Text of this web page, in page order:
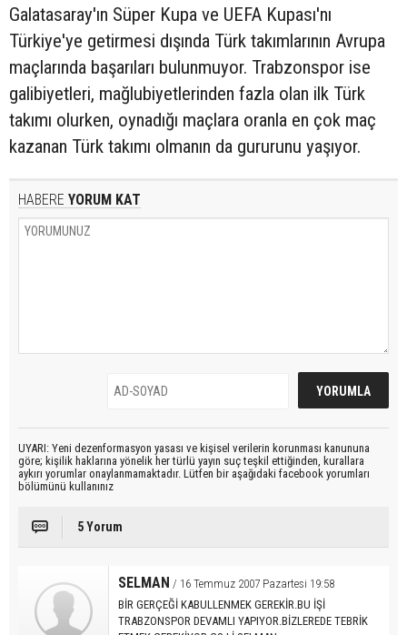
Galatasaray'ın Süper Kupa ve UEFA Kupası'nı
Türkiye'ye getirmesi dışında Türk takımlarının Avrupa
maçlarında başarıları bulunmuyor. Trabzonspor ise
galibiyetleri, mağlubiyetlerinden fazla olan ilk Türk
takımı olurken, oynadığı maçlara oranla en çok maç
kazanan Türk takımı olmanın da gururunu yaşıyor.
HABERE YORUM KAT
UYARI: Yeni dezenformasyon yasası ve kişisel verilerin korunması kanununa
göre; kişilik haklarına yönelik her türlü yayın suç teşkil ettiğinden, kurallara
aykırı yorumlar onaylanmamaktadır. Lütfen bir aşağıdaki facebook yorumları
bölümünü kullanınız
5 Yorum
SELMAN / 16 Temmuz 2007 Pazartesi 19:58
BİR GERÇEĞİ KABULLENMEK GEREKİR.BU İŞİ
TRABZONSPOR DEVAMLI YAPIYOR.BİZLEREDE TEBRİK